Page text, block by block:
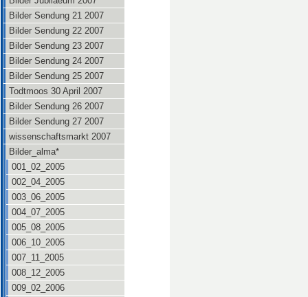
Bilder Sendung 21 2007
Bilder Sendung 22 2007
Bilder Sendung 23 2007
Bilder Sendung 24 2007
Bilder Sendung 25 2007
Todtmoos 30 April 2007
Bilder Sendung 26 2007
Bilder Sendung 27 2007
wissenschaftsmarkt 2007
Bilder_alma*
001_02_2005
002_04_2005
003_06_2005
004_07_2005
005_08_2005
006_10_2005
007_11_2005
008_12_2005
009_02_2006